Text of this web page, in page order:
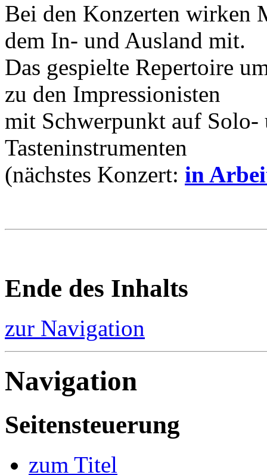
Bei den Konzerten wirken
dem In- und Ausland mit.
Das gespielte Repertoire
zu den Impressionisten
mit Schwerpunkt auf
Tasteninstrumenten
(nächstes Konzert: in
Ende des Inhalts
zur Navigation
Navigation
Seitensteuerung
zum Titel